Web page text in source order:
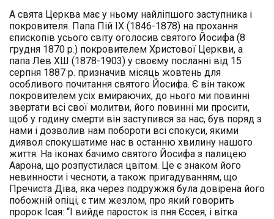
А свята Церква має у ньому найліпшого заступника і
покровителя. Папа Пій IX (1846-1878) на прохання
єпископів усього світу оголосив святого Йосифа (8
грудня 1870 р.) покровителем Христової Церкви, а
папа Лев ХШ (1878-1903) у своєму посланні від 15
серпня 1887 р. призначив місяць жовтень для
особливого почитання святого Йосифа. Є він також
покровителем усіх вмираючих, до нього ми повинні
звертати всі свої молитви, його повинні ми просити,
щоб у годину смерти він заступився за нас, був поряд з
нами і дозволив нам побороти всі спокуси, якими
диявол спокушатиме нас в останню хвилину нашого
життя. На іконах бачимо святого Йосифа з палицею
Аарона, що розпустилася цвітом. Це є знаком його
невинности і чесноти, а також пригадуванням, що
Пречиста Діва, яка через подружжя була довірена його
побожній опіці, є тим жезлом, про який говорить
пророк Ісая: “І вийде паросток із пня Єссея, і вітка